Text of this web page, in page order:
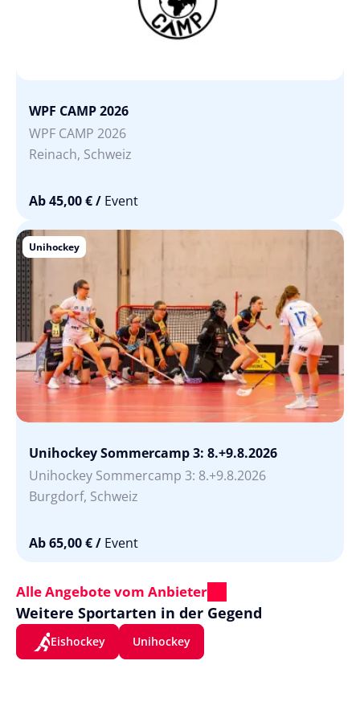
WPF CAMP 2026
WPF CAMP 2026
Reinach, Schweiz
Ab 45,00 €/ Event
Unihockey
Unihockey Sommercamp 3: 8.+9.8.2026
Unihockey Sommercamp 3: 8.+9.8.2026
Burgdorf, Schweiz
Ab 65,00 €/ Event
Alle Angebote vom Anbieter
Weitere Sportarten in der Gegend
Eishockey Unihockey